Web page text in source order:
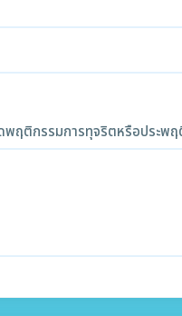
พฤติกรรมการทุจริตหรือประพ